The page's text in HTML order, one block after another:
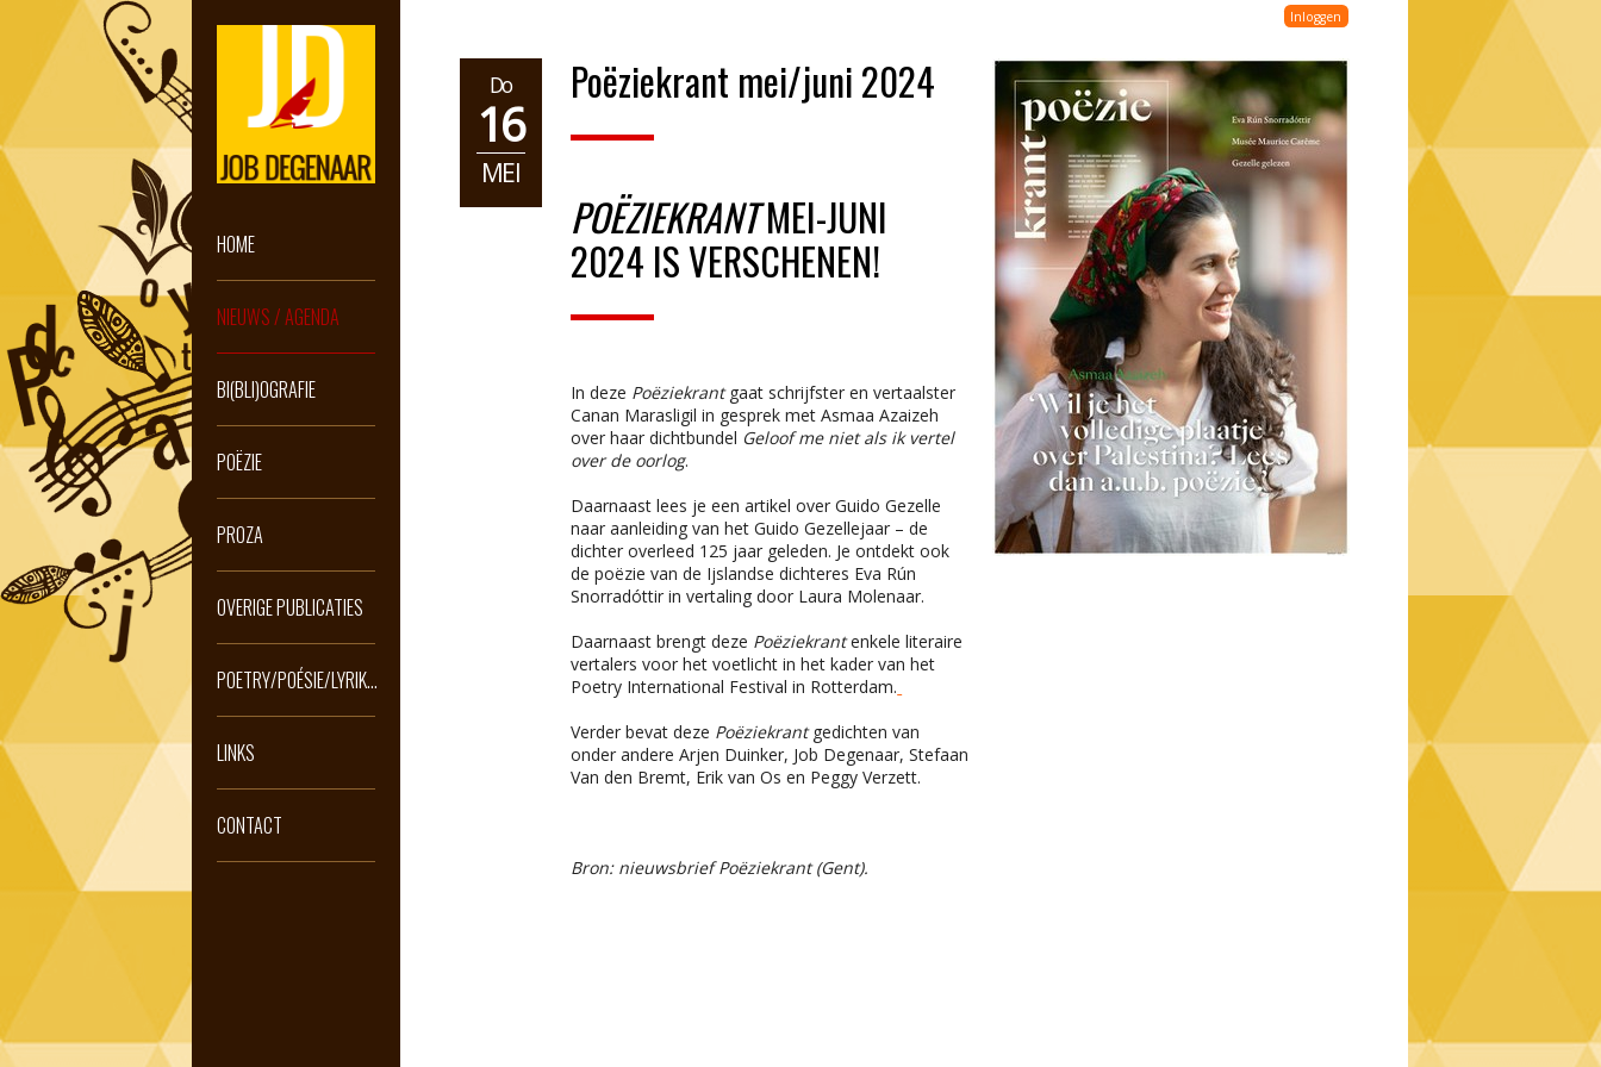
HOME
NIEUWS / AGENDA
BI(BLI)OGRAFIE
POËZIE
PROZA
OVERIGE PUBLICATIES
POETRY/POÉSIE/LYRIK...
LINKS
CONTACT
Inloggen
Do
16
MEI
Poëziekrant mei/juni 2024
POËZIEKRANTMEI-JUNI
2024 IS VERSCHENEN!
In deze Poëziekrantgaat schrijfster en vertaalster
Canan Marasligil in gesprek met Asmaa Azaizeh
over haar dichtbundel Geloof me niet als ik vertel
over de oorlog.
Daarnaast lees je een artikel over Guido Gezelle
naar aanleiding van het Guido Gezellejaar – de
dichter overleed 125 jaar geleden. Je ontdekt ook
de poëzie van de Ijslandse dichteres Eva Rún
Snorradóttir in vertaling door Laura Molenaar.
Daarnaast brengt deze Poëziekrantenkele literaire
vertalers voor het voetlicht in het kader van het
Poetry International Festival in Rotterdam.
Verder bevat deze Poëziekrantgedichten van
onder andere Arjen Duinker, Job Degenaar, Stefaan
Van den Bremt, Erik van Os en Peggy Verzett.
Bron: nieuwsbrief Poëziekrant (Gent).